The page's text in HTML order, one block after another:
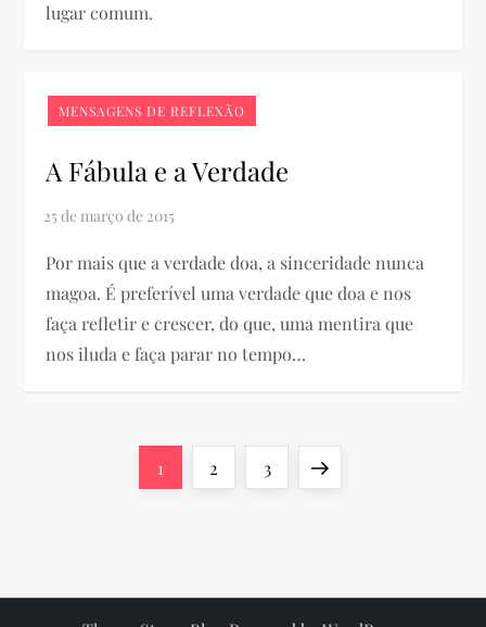
lugar comum.
MENSAGENS DE REFLEXÃO
A Fábula e a Verdade
Por mais que a verdade doa, a sinceridade nunca
magoa. É preferível uma verdade que doa e nos
faça refletir e crescer, do que, uma mentira que
nos iluda e faça parar no tempo…
Page
1 Page
2 Page
3
Next